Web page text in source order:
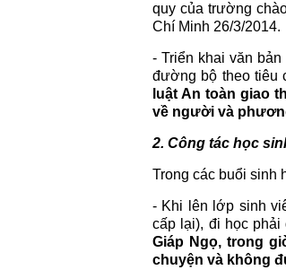
quy của trường
Chí Minh 26/3/2014.
- Triển khai văn
đường bộ theo tiêu
luật An toàn giao
về người và
2. Công tác học
Trong các buổi sinh
- Khi lên lớp sinh
cấp lại), đi học phải
Giáp Ngọ, trong
chuyện và không